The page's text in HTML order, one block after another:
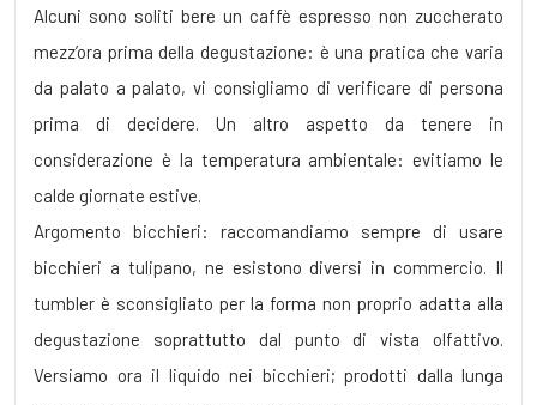
Alcuni sono soliti bere un caffè espresso non zuccherato
mezz’ora prima della degustazione: è una pratica che varia
da palato a palato, vi consigliamo di verificare di persona
prima di decidere. Un altro aspetto da tenere in
considerazione è la temperatura ambientale: evitiamo le
calde giornate estive.
Argomento bicchieri: raccomandiamo sempre di usare
bicchieri a tulipano, ne esistono diversi in commercio. Il
tumbler è sconsigliato per la forma non proprio adatta alla
degustazione soprattutto dal punto di vista olfattivo.
Versiamo ora il liquido nei bicchieri; prodotti dalla lunga